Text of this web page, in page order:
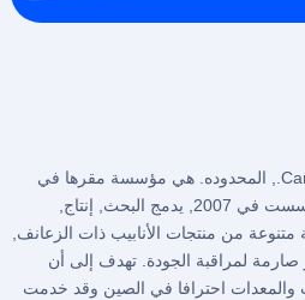
Cangzhou Datang Steel Pipe Co., المحدوده. هي مؤسسة مقرها في
مسقط رأس مدينة تسانغتشو. تأسست في 2007, يدمج البحث, إنتاج,
من منتجات الأنابيب ذات الزعانف,
صارمة لمراقبة الجودة. تهدف إلى أن
والمعدات احترافا في الصين وقد خدمت